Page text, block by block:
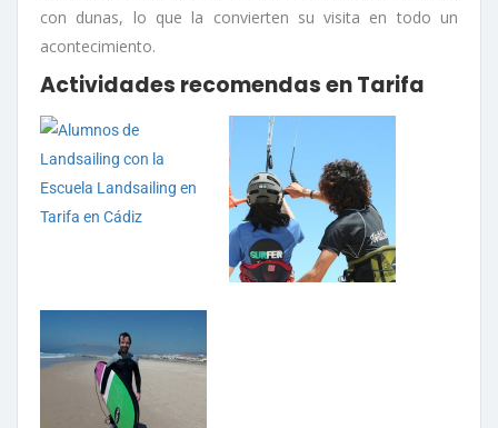
con dunas, lo que la convierten su visita en todo un
acontecimiento.
Actividades recomendas en Tarifa